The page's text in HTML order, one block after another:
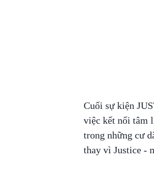
Cuối sự kiện
việc kết nối tâm
trong những cư
thay vì Justice -